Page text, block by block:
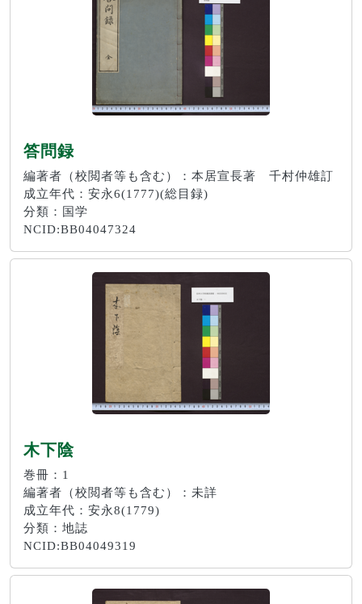
答問録
編著者（校閲者等も含む）：本居宣長著 千村仲雄訂
成立年代：安永6(1777)(総目録)
分類：国学
NCID:BB04047324
木下陰
巻冊：1
編著者（校閲者等も含む）：未詳
成立年代：安永8(1779)
分類：地誌
NCID:BB04049319